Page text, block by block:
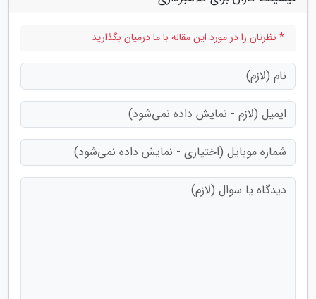
* نظرتان را در مورد این مقاله با ما درمیان بگذارید